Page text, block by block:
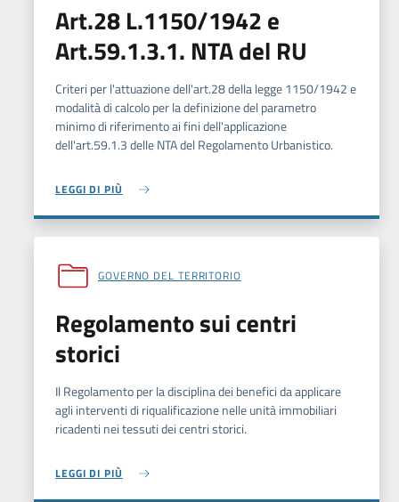
Art.28 L.1150/1942 e
Art.59.1.3.1. NTA del RU
Criteri per l'attuazione dell'art.28 della legge 1150/1942 e
modalità di calcolo per la definizione del parametro
minimo di riferimento ai fini dell'applicazione
dell'art.59.1.3 delle NTA del Regolamento Urbanistico.
LEGGI DI PIÙ
GOVERNO DEL TERRITORIO
Regolamento sui centri
storici
Il Regolamento per la disciplina dei benefici da applicare
agli interventi di riqualificazione nelle unità immobiliari
ricadenti nei tessuti dei centri storici.
LEGGI DI PIÙ